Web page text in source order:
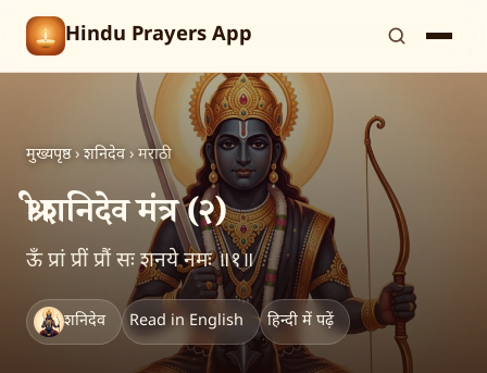
Hindu Prayers App
मुख्यपृष्ठ › शनिदेव › मराठी
श्री शनिदेव मंत्र (२)
ऊँ प्रां प्रीं प्रौं सः शनये नमः ॥१॥
शनिदेव Read in English हिन्दी में पढ़ें